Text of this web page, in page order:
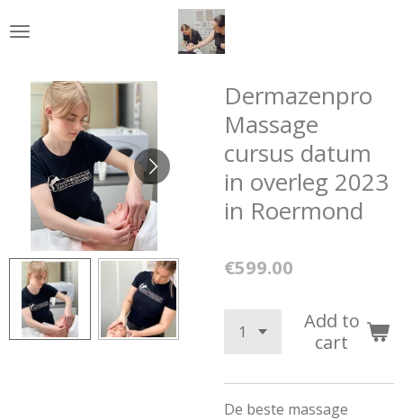
to
content
Dermazenpro
Massage
cursus datum
in overleg 2023
in Roermond
€599.00
Add to
cart
De beste massage